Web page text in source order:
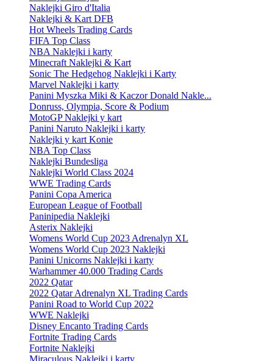
Naklejki Giro d'Italia
Naklejki & Kart DFB
Hot Wheels Trading Cards
FIFA Top Class
NBA Naklejki i karty
Minecraft Naklejki & Kart
Sonic The Hedgehog Naklejki i Karty
Marvel Naklejki i karty
Panini Myszka Miki & Kaczor Donald Nakle...
Donruss, Olympia, Score & Podium
MotoGP Naklejki y kart
Panini Naruto Naklejki i karty
Naklejki y kart Konie
NBA Top Class
Naklejki Bundesliga
Naklejki World Class 2024
WWE Trading Cards
Panini Copa America
European League of Football
Paninipedia Naklejki
Asterix Naklejki
Womens World Cup 2023 Adrenalyn XL
Womens World Cup 2023 Naklejki
Panini Unicorns Naklejki i karty
Warhammer 40.000 Trading Cards
2022 Qatar
2022 Qatar Adrenalyn XL Trading Cards
Panini Road to World Cup 2022
WWE Naklejki
Disney Encanto Trading Cards
Fortnite Trading Cards
Fortnite Naklejki
Miraculous Naklejki i karty